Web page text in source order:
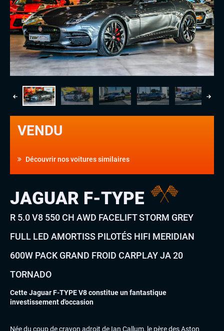
VENDU
Découvrir nos voitures similaires
JAGUAR F-TYPE
R 5.0 V8 550 CH AWD FACELIFT STORM GREY
FULL LED AMORTISS PILOTÉS HIFI MERIDIAN
600W PACK GRAND FROID CARPLAY JA 20
TORNADO
Cette Jaguar F-TYPE V8 constitue un fantastique
investissement d'occasion
Née du coup de crayon adroit de Ian Callum, le père des Aston